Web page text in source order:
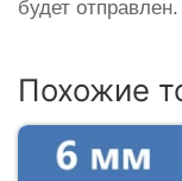
будет отправлен.
Похожие